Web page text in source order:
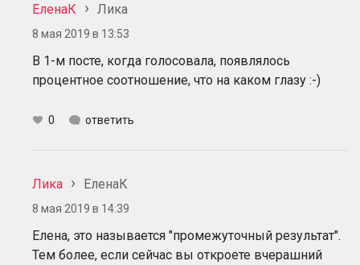
ЕленаК Лика
8 мая 2019 в 13:53
В 1-м посте, когда голосовала, появлялось
процентное соотношение, что на каком глазу :-)
0 ответить
Лика ЕленаК
8 мая 2019 в 14:39
Елена, это называется "промежуточный результат".
Тем более, если сейчас вы откроете вчерашний